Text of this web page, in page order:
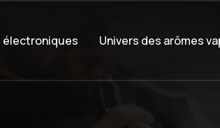
électroniques Univers des arômes